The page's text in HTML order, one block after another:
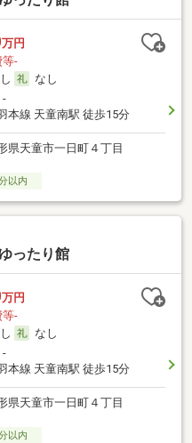
万円
等-
なし
本線 天童南駅 徒歩15分
県天童市一日町４丁目
以内
ったり館
万円
等-
なし
本線 天童南駅 徒歩15分
県天童市一日町４丁目
以内